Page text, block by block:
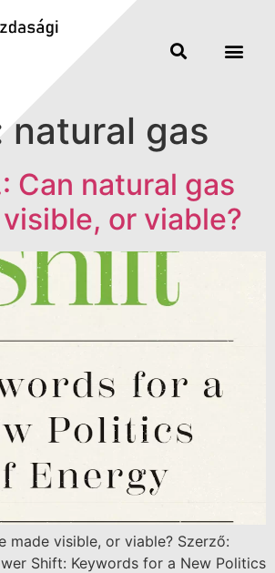
natural gas
Can natural gas
or viable?
made visible, or viable? Szerző:
Shift: Keywords for a New Politics